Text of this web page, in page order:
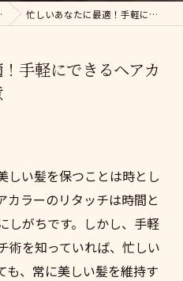
忙しいあなたに最適！手軽にできるヘアカラーリタッチの極意
手軽にできるヘアカ
しい髪を保つことは時とし
カラーのリタッチは時間と
しがちです。しかし、手軽
術を知っていれば、忙しい
も、常に美しい髪を維持す